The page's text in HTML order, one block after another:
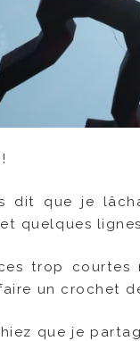
dit que je
quelques
trop courtes
un crochet
que je